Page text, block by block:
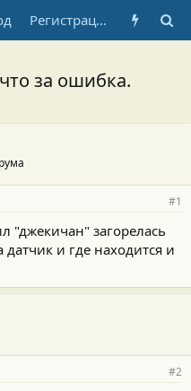
Регистрация
за ошибка.
#1
"джекичан" загорелась
и где находится и
#2